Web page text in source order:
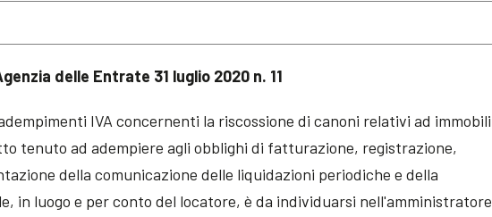
delle Entrate 31 luglio 2020 n. 11
IVA concernenti la riscossione di canoni relativi ad immobili
tenuto ad adempiere agli obblighi di fatturazione, registrazione,
della comunicazione delle liquidazioni periodiche e della
in luogo e per conto del locatore, è da individuarsi nell'amministratore